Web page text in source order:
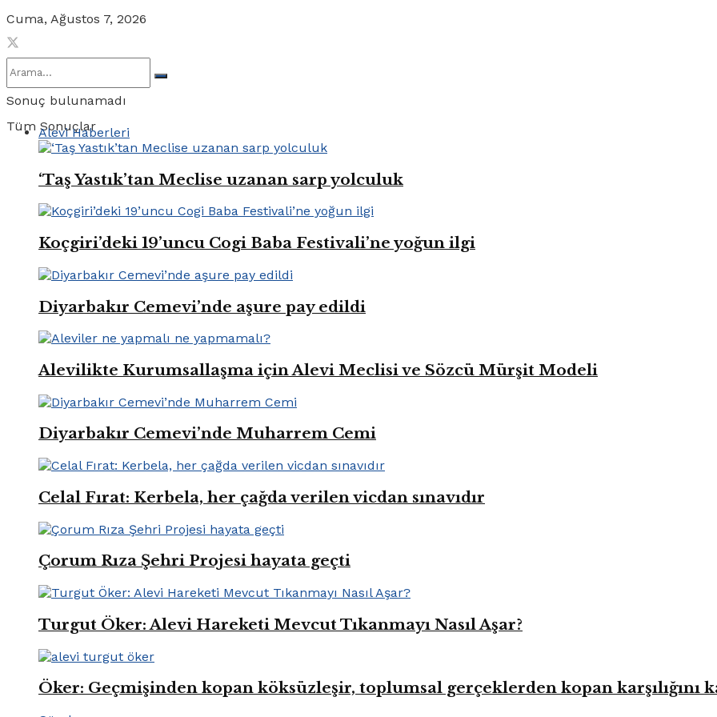
Cuma, Ağustos 7, 2026
Sonuç bulunamadı
Tüm Sonuçlar
Alevi Haberleri
‘Taş Yastık’tan Meclise uzanan sarp yolculuk
Koçgiri’deki 19’uncu Cogi Baba Festivali’ne yoğun ilgi
Diyarbakır Cemevi’nde aşure pay edildi
Alevilikte Kurumsallaşma için Alevi Meclisi ve Sözcü Mürşit Modeli
Diyarbakır Cemevi’nde Muharrem Cemi
Celal Fırat: Kerbela, her çağda verilen vicdan sınavıdır
Çorum Rıza Şehri Projesi hayata geçti
Turgut Öker: Alevi Hareketi Mevcut Tıkanmayı Nasıl Aşar?
Öker: Geçmişinden kopan köksüzleşir, toplumsal gerçeklerden kopan karşılığını